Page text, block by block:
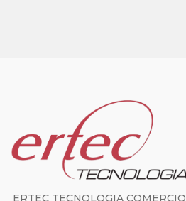
ERTEC TECNOLOGIA COMERCIO